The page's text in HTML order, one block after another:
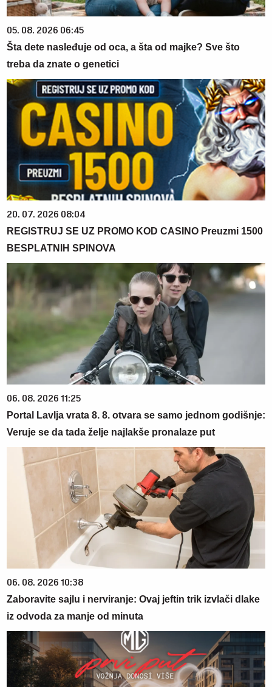
05. 08. 2026 06:45
Šta dete nasleđuje od oca, a šta od majke? Sve što
treba da znate o genetici
20. 07. 2026 08:04
REGISTRUJ SE UZ PROMO KOD CASINO Preuzmi 1500
BESPLATNIH SPINOVA
06. 08. 2026 11:25
Portal Lavlja vrata 8. 8. otvara se samo jednom godišnje:
Veruje se da tada želje najlakše pronalaze put
06. 08. 2026 10:38
Zaboravite sajlu i nerviranje: Ovaj jeftin trik izvlači dlake
iz odvoda za manje od minuta